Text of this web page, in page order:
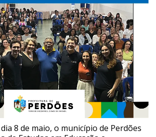
8 de maio, o município de Perdões